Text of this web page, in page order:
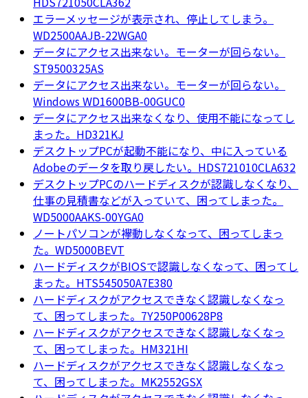
エラーメッセージが表示され、停止してしまう。
WD2500AAJB-22WGA0
データにアクセス出来ない。モーターが回らない。
ST9500325AS
データにアクセス出来ない。モーターが回らない。
Windows WD1600BB-00GUC0
データにアクセス出来なくなり、使用不能になってし
まった。HD321KJ
デスクトップPCが起動不能になり、中に入っている
Adobeのデータを取り戻したい。HDS721010CLA632
デスクトップPCのハードディスクが認識しなくなり、
仕事の見積書などが入っていて、困ってしまった。
WD5000AAKS-00YGA0
ノートパソコンが襷動しなくなって、困ってしまっ
た。WD5000BEVT
ハードディスクがBIOSで認識しなくなって、困ってし
まった。HTS545050A7E380
ハードディスクがアクセスできなく認識しなくなっ
て、困ってしまった。7Y250P00628P8
ハードディスクがアクセスできなく認識しなくなっ
て、困ってしまった。HM321HI
ハードディスクがアクセスできなく認識しなくなっ
て、困ってしまった。MK2552GSX